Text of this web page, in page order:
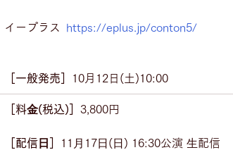
イープラス https://eplus.jp/conton5/
［一般発売］ 10月12日(土)10:00
［料⾦(税込)］ 3,800円
［配信⽇］ 11⽉17⽇(⽇) 16:30公演 ⽣配信